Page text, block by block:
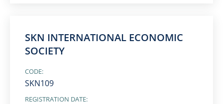
SKN INTERNATIONAL ECONOMIC
SOCIETY
CODE:
SKN109
REGISTRATION DATE: